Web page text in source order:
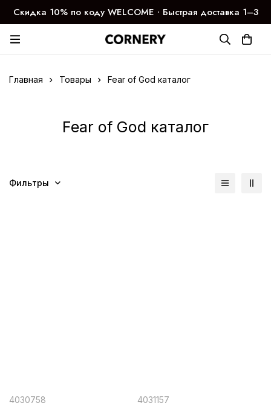
Скидка 10% по коду WELCOME ∙ Быстрая доставка 1–3
дня
Главная Товары Fear of God каталог
Fear of God каталог
Фильтры
4030758
4031157